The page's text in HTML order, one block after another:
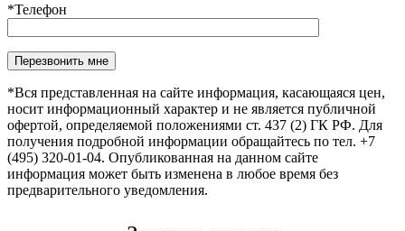
*Телефон
Оставьте это поле пустым.
*Вся представленная на сайте информация, касающаяся цен,
носит информационный характер и не является публичной
офертой, определяемой положениями ст. 437 (2) ГК РФ. Для
получения подробной информации обращайтесь по тел. +7
(495) 320-01-04. Опубликованная на данном сайте
информация может быть изменена в любое время без
предварительного уведомления.